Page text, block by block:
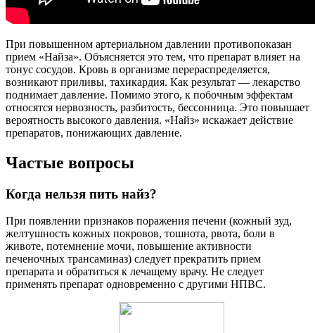
При повышенном артериальном давлении противопоказан
прием «Найза». Объясняется это тем, что препарат влияет на
тонус сосудов. Кровь в организме перераспределяется,
возникают приливы, тахикардия. Как результат — лекарство
поднимает давление. Помимо этого, к побочным эффектам
относятся нервозность, разбитость, бессонница. Это повышает
вероятность высокого давления. «Найз» искажает действие
препаратов, понижающих давление.
Частые вопросы
Когда нельзя пить найз?
При появлении признаков поражения печени (кожный зуд,
желтушность кожных покровов, тошнота, рвота, боли в
животе, потемнение мочи, повышение активности
печеночных трансаминаз) следует прекратить прием
препарата и обратиться к лечащему врачу. Не следует
применять препарат одновременно с другими НПВС.